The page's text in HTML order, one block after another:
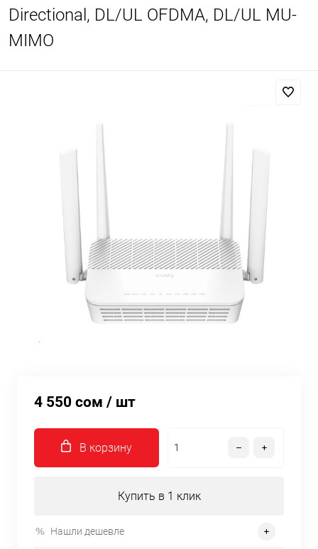
Directional, DL/UL OFDMA, DL/UL MU-
MIMO
4 550 сом / шт
В корзину
Купить в 1 клик
Нашли дешевле